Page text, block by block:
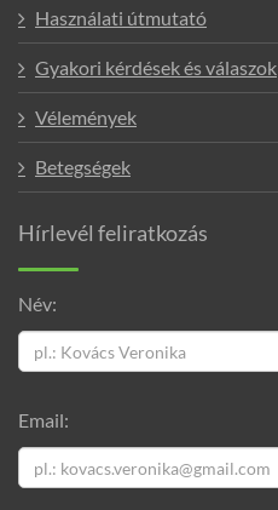
Használati útmutató
Gyakori kérdések és válaszok
Vélemények
Betegségek
Hírlevél feliratkozás
Név:
Email: